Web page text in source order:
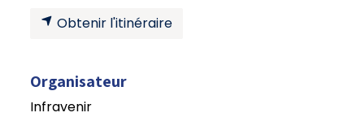
Obtenir l'itinéraire
Organisateur
Infravenir